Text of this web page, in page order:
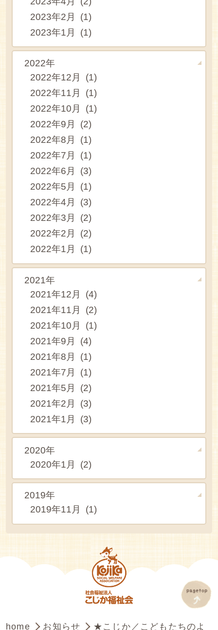
2023年2月 (1)
2023年1月 (1)
2022年
2022年12月 (1)
2022年11月 (1)
2022年10月 (1)
2022年9月 (2)
2022年8月 (1)
2022年7月 (1)
2022年6月 (3)
2022年5月 (1)
2022年4月 (3)
2022年3月 (2)
2022年2月 (2)
2022年1月 (1)
2021年
2021年12月 (4)
2021年11月 (2)
2021年10月 (1)
2021年9月 (4)
2021年8月 (1)
2021年7月 (1)
2021年5月 (2)
2021年2月 (3)
2021年1月 (3)
2020年
2020年1月 (2)
2019年
2019年11月 (1)
home お知らせ ★こじか／こどもたちのよ